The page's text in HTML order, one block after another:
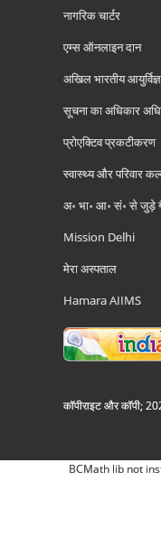
नागरिक चार्टर
एम्स ऑनलाइन दान
अखिल भारतीय
सूचना का अधिकार
प्रोएक्टिव प्रकटीकरण
स्वास्थ्य और परिवार
अ॰ भा॰ आ॰ सं॰ से जुड़े
Mission Delhi
मेरा अस्पताल
Hamara AIIMS
कॉपीराइट और कॉपी;
BCMath lib not